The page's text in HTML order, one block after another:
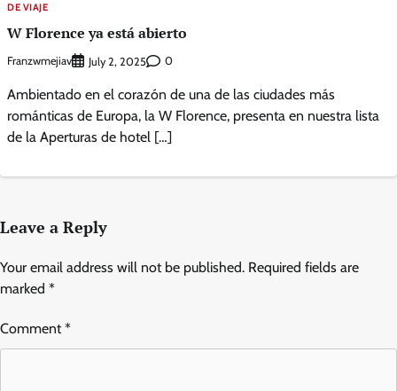
DE VIAJE
W Florence ya está abierto
Franzwmejiav July 2, 2025 0
Ambientado en el corazón de una de las ciudades más
románticas de Europa, la W Florence, presenta en nuestra lista
de la Aperturas de hotel […]
Leave a Reply
Your email address will not be published. Required fields are
marked *
Comment*